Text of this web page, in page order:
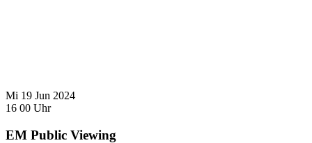
Mi 19 Jun 2024
16 00 Uhr
EM Public Viewing